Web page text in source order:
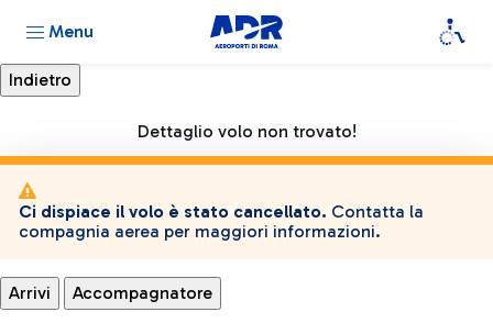
Menu
Dettaglio volo non trovato!
Ci dispiace il volo è stato cancellato. Contatta la
compagnia aerea per maggiori informazioni.
Arrivi Accompagnatore